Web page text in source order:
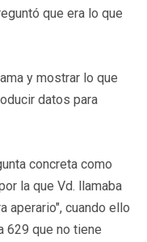
que era lo que
y mostrar lo que
datos para
concreta como
la que Vd. llamaba
aperario", cuando ello
629 que no tiene